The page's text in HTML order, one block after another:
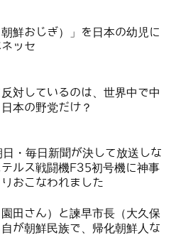
朝鮮おじぎ）」を日本の幼児に
ッセ
対しているのは、世界中で中
本の野党だけ？
日・毎日新聞が決して放送しな
ルス戦闘機F35初号機に神事
おこなわれました
田さん）と諫早市長（大久保
が朝鮮民族で、帰化朝鮮人な